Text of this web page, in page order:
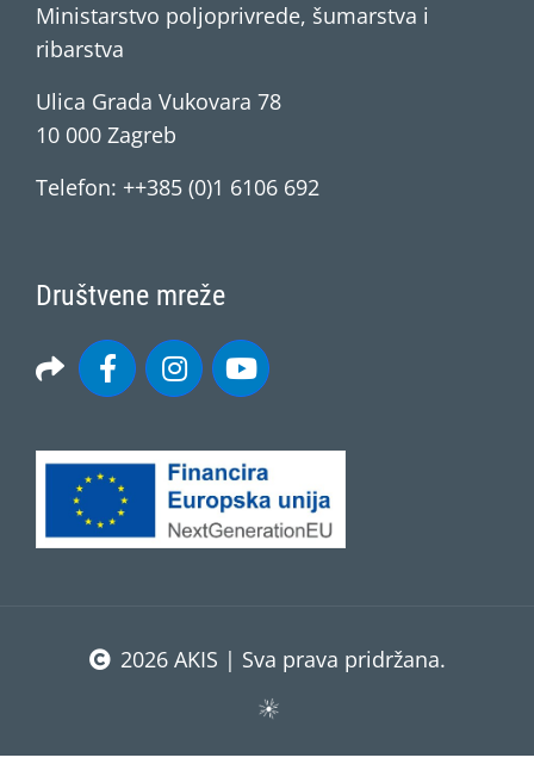
Ministarstvo poljoprivrede, šumarstva i
ribarstva
Ulica Grada Vukovara 78
10 000 Zagreb
Telefon: ++385 (0)1 6106 692
Društvene mreže
2026 AKIS | Sva prava pridržana.